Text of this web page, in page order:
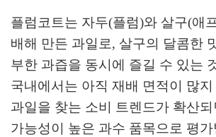
플럼코트는 자두(플럼)와 살구(애
배해 만든 과일로, 살구의 달콤한
부한 과즙을 동시에 즐길 수 있는
국내에서는 아직 재배 면적이 많
과일을 찾는 소비 트렌드가 확산
가능성이 높은 과수 품목으로 평